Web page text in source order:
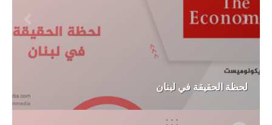
لحظة الحقيقة في لبنان